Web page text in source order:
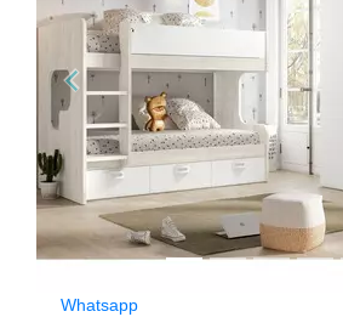
Whatsapp